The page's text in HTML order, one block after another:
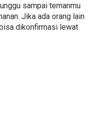
sampai temanmu
Jika ada orang lain
dikonfirmasi lewat